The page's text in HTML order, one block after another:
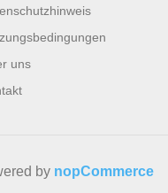
uns
by nopCommerce